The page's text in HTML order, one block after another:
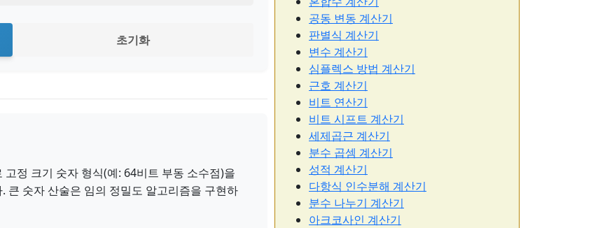
초기화
정 크기 숫자 형식(예: 64비트 부동 소수점)을
큰 숫자 산술은 임의 정밀도 알고리즘을 구현하
공동 변동 계산기
판별식 계산기
변수 계산기
심플렉스 방법 계산기
근호 계산기
비트 연산기
비트 시프트 계산기
세제곱근 계산기
분수 곱셈 계산기
성적 계산기
다항식 인수분해 계산기
분수 나누기 계산기
아크코사인 계산기